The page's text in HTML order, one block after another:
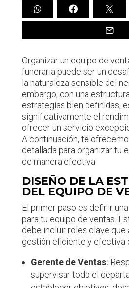
Organizar un equipo de
funeraria puede ser un
la naturaleza sensible del
embargo, con una
estrategias bien definidas,
significativamente el
ofrecer un servicio
A continuación, te
detallada para organizar tu
de manera efectiva.
DISEÑO DE LA
DEL EQUIPO DE
El primer paso es definir
para tu equipo de ventas.
debe incluir roles clave que
gestión eficiente y efectiva
Gerente de Ventas:
supervisar todo el